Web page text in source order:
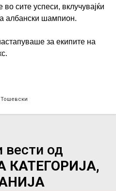
сите успеси, вклучувајќи
албански шампион.
за екипите на
Тошевски
вести од
КАТЕГОРИЈА,